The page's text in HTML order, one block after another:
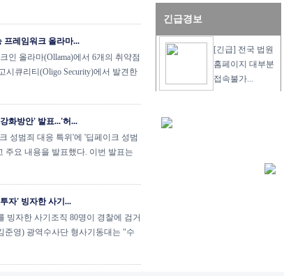
프레임워크 올라마...
인 올라마(Ollama)에서 6개의 취약점
시큐리티(Oligo Security)에서 발견한
화방안' 발표...'허...
성범죄 대응 특위'에 '딥페이크 성범
주요 내용을 발표했다. 이번 발표는
자' 빙자한 사기...
빙자한 사기조직 80명이 경찰에 검거
준영) 광역수사단 형사기동대는 "수
긴급경보
[긴급] 전국 법원
홈페이지 대부분
접속불가...